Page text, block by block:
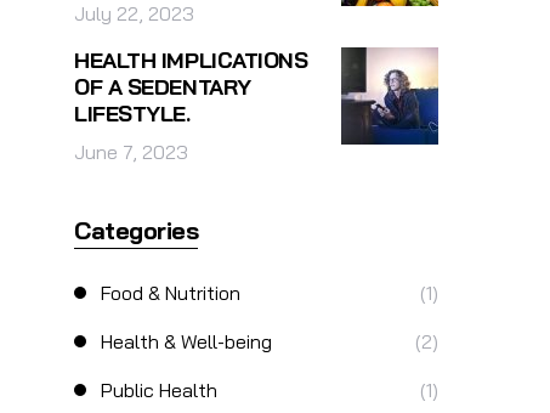
July 22, 2023
HEALTH IMPLICATIONS
OF A SEDENTARY
LIFESTYLE.
June 7, 2023
Categories
Food & Nutrition
(1)
Health & Well-being
(2)
Public Health
(1)